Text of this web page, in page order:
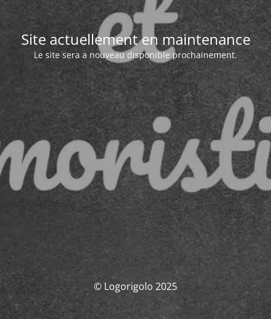
Site actuellement en maintenance
Le site sera a nouveau disponible prochainement.
© Logorigolo 2025